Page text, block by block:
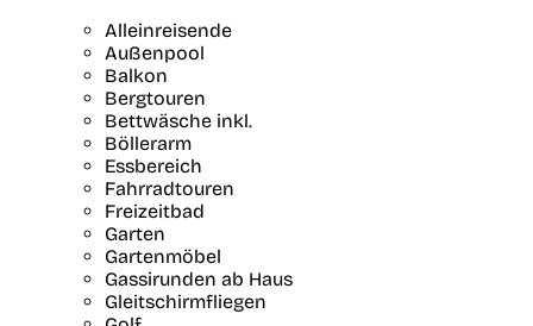
Alleinreisende
Außenpool
Balkon
Bergtouren
Bettwäsche inkl.
Böllerarm
Essbereich
Fahrradtouren
Freizeitbad
Garten
Gartenmöbel
Gassirunden ab Haus
Gleitschirmfliegen